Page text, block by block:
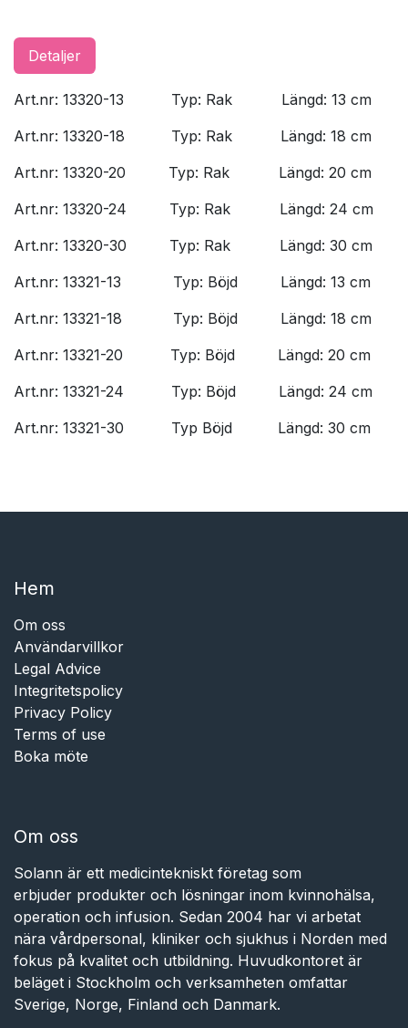
Detaljer
Art.nr: 13320-13 ​Typ: Rak
​Längd: 13 cm
Art.nr: 13320-18
​Typ: Rak
​Längd: 18 cm
Art.nr: 13320-20
​Typ: Rak
​Längd: 20 cm
Art.nr: 13320-24
​Typ: Rak
​Längd: 24 cm
Art.nr: 13320-30
​Typ: Rak
​Längd: 30 cm
Art.nr: 13321-13
​Typ: Böjd
​Längd: 13 cm
Art.nr: 13321-18
​Typ: Böjd
​Längd: 18 cm
Art.nr: 13321-20
​Typ: Böjd
​Längd: 20 cm
Art.nr: 13321-24
​Typ: Böjd
​Längd: 24 cm
Art.nr: 13321-30
​Typ Böjd ​Längd: 30 cm
Hem​​
Om oss
Användarvillkor
Legal Advice
Integritetspolicy
Privacy Policy
Terms of use
Boka möte
Om oss
Solann är ett medicintekniskt företag som
erbjuder produkter och lösningar inom kvinnohälsa,
operation och infusion. Sedan 2004 har vi arbetat
nära vårdpersonal, kliniker och sjukhus i Norden med
fokus på kvalitet och utbildning. Huvudkontoret är
beläget i Stockholm och verksamheten omfattar
Sverige, Norge, Finland och Danmark.